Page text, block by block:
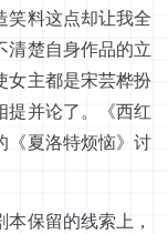
笑料这点却让我全
清楚自身作品的立
女主都是宋芸桦扮
提并论了。《西红
《夏洛特烦恼》讨
保留的线索上，